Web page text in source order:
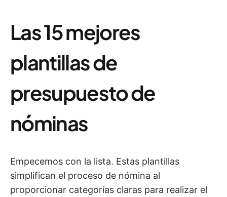
Las 15 mejores
plantillas de
presupuesto de
nóminas
Empecemos con la lista. Estas plantillas
simplifican el proceso de nómina al
proporcionar categorías claras para realizar el